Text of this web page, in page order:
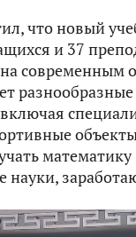
что новый
и 37
современным
математику
науки,